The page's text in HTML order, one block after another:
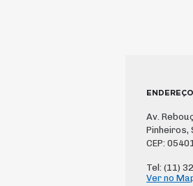
Av.
Pinheiros,
CEP:
Tel: (11)
Ver no